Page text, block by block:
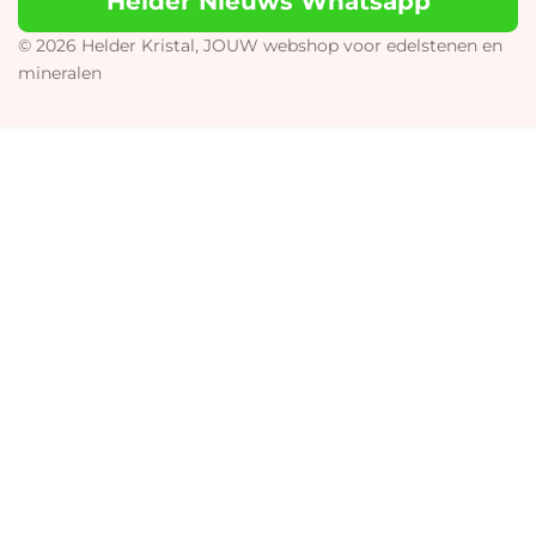
r
o
p
© 2026 Helder Kristal, JOUW webshop voor edelstenen en
mineralen